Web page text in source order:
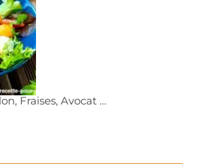
Fraises, Avocat …